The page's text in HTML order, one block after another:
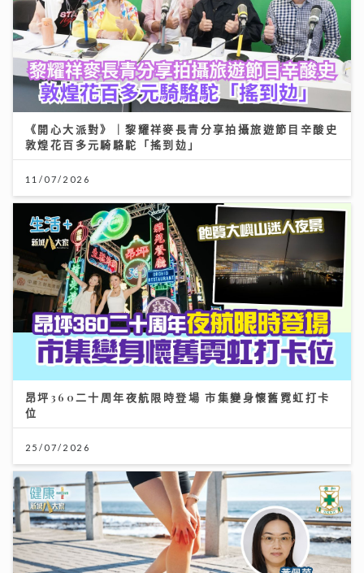
《開心大派對》｜黎耀祥麥長青分享拍攝旅遊節目辛酸史
敦煌花百多元騎駱駝「搖到攰」
11/07/2026
昂坪360二十周年夜航限時登場 市集變身懷舊霓虹打卡
位
25/07/2026